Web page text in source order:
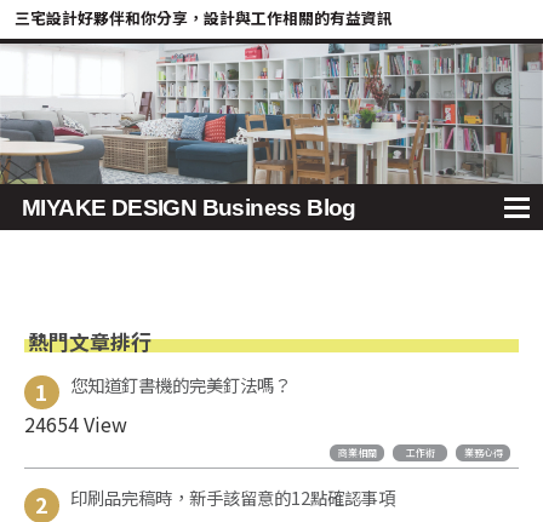
三宅設計好夥伴和你分享，設計與工作相關的有益資訊
MIYAKE DESIGN Business Blog
熱門文章排行
1 您知道釘書機的完美釘法嗎？
24654 View
商業相關 工作術 業務心得
2 印刷品完稿時，新手該留意的12點確認事項